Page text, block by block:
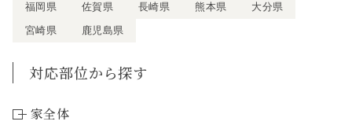
福岡県 佐賀県 長崎県 熊本県
大分県
宮崎県
鹿児島県
対応部位から探す
家全体